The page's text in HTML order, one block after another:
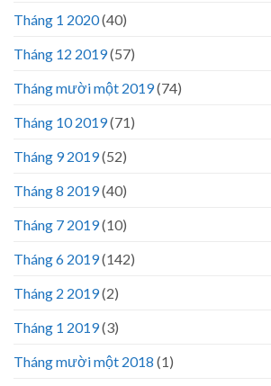
Tháng 1 2020(40)
Tháng 12 2019(57)
Tháng mười một 2019(74)
Tháng 10 2019(71)
Tháng 9 2019(52)
Tháng 8 2019(40)
Tháng 7 2019(10)
Tháng 6 2019(142)
Tháng 2 2019(2)
Tháng 1 2019(3)
Tháng mười một 2018 (1)